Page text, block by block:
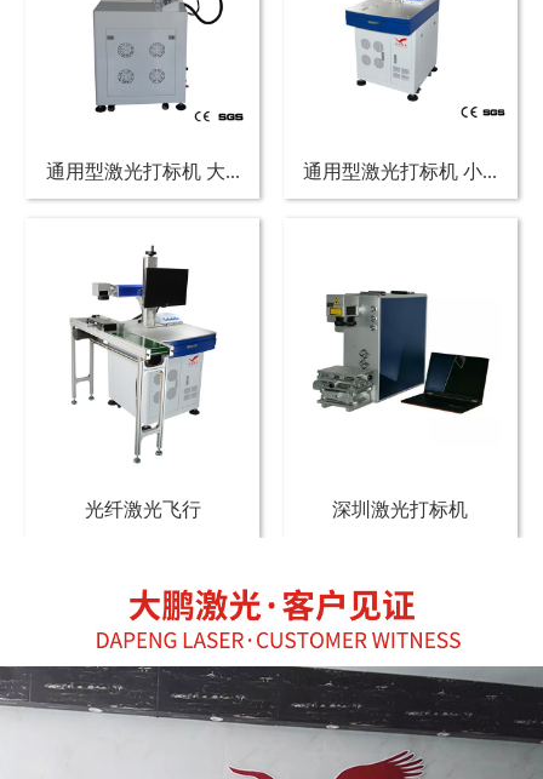
通用型激光打标机 大... 通用型激光打标机 小...
光纤激光飞行 深圳激光打标机